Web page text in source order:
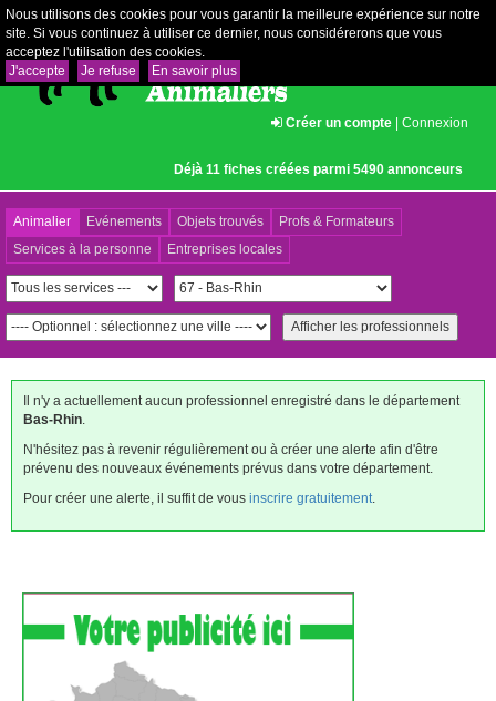
Nous utilisons des cookies pour vous garantir la meilleure expérience sur notre
site. Si vous continuez à utiliser ce dernier, nous considérerons que vous
acceptez l'utilisation des cookies.
J'accepte
Je refuse En savoir plus
Créer un compte | Connexion
Déjà 11 fiches créées parmi 5490 annonceurs
Animalier Evénements Objets trouvés
Profs & Formateurs
Services à la personne
Entreprises locales
Il n'y a actuellement aucun professionnel enregistré dans le département
Bas-Rhin
N'hésitez pas à revenir régulièrement ou à créer une alerte afin d'être
prévenu des nouveaux événements prévus dans votre département.
Pour créer une alerte, il suffit de vous inscrire gratuitement